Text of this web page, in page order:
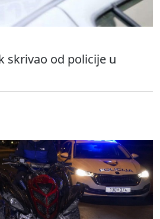
skrivao od policije u